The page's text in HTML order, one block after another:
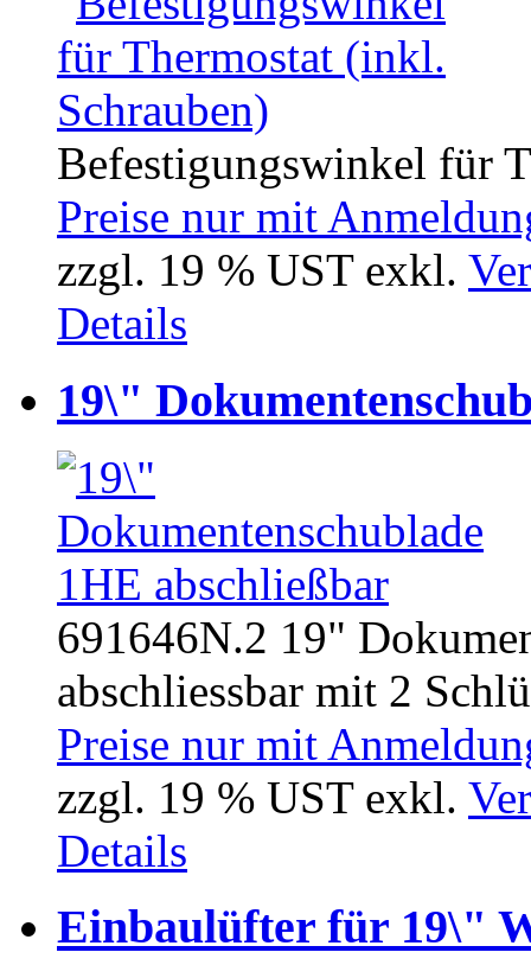
Befestigungswinkel für
Preise nur mit
zzgl. 19 % UST exkl.
Details
19\"
691646N.2 19"
abschliessbar mit 2
Preise nur mit
zzgl. 19 % UST exkl.
Details
Einbaulüfter für 19\"